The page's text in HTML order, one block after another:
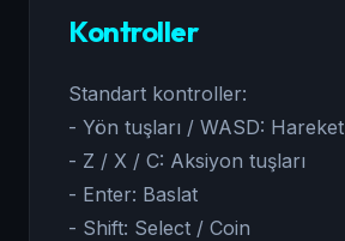
Kontroller
Standart kontroller:
- Yön tuşları / WASD: Hareket
- Z / X / C: Aksiyon tuşları
- Enter: Baslat
- Shift: Select / Coin